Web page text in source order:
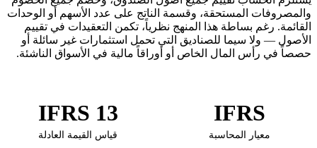
والمصروفات المستحقة، وقسمة الناتج على عدد الأسهم أو الوحدات
القائمة. رغم بساطة هذا المنهج نظرياً، تكمن التعقيدات في تقييم
الأصول — ولا سيما للصناديق التي تحمل استثمارات غير سائلة أو
حصصاً في رأس المال الخاص أو أوراقاً مالية في الأسواق الناشئة.
IFRS
معيار المحاسبة
IFRS 13
قياس القيمة العادلة